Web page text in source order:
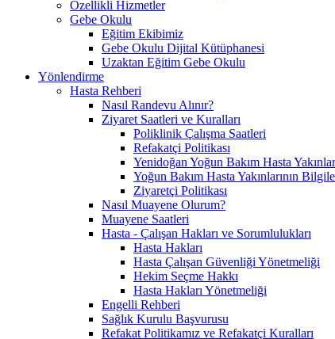
Özellikli Hizmetler
Gebe Okulu
Eğitim Ekibimiz
Gebe Okulu Dijital Kütüphanesi
Uzaktan Eğitim Gebe Okulu
Yönlendirme
Hasta Rehberi
Nasıl Randevu Alınır?
Ziyaret Saatleri ve Kuralları
Poliklinik Çalışma Saatleri
Refakatçi Politikası
Yenidoğan Yoğun Bakım Hasta
Yoğun Bakım Hasta Yakınlarının
Ziyaretçi Politikası
Nasıl Muayene Olurum?
Muayene Saatleri
Hasta - Çalışan Hakları ve Sorumlulukları
Hasta Hakları
Hasta Çalışan Güvenliği Yönetmeliği
Hekim Seçme Hakkı
Hasta Hakları Yönetmeliği
Engelli Rehberi
Sağlık Kurulu Başvurusu
Refakat Politikamız ve Refakatçi Kuralları